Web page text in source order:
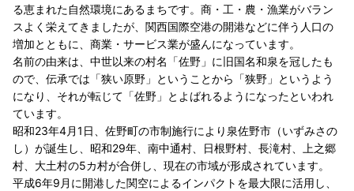
る恵まれた自然環境にあるまちです。商・工・農・漁業がバラン
スよく栄えてきましたが、関西国際空港の開港などに伴う人口の
増加とともに、商業・サービス業が盛んになっています。
名前の由来は、中世以来の村名「佐野」に旧国名和泉を冠したも
ので、伝承では「狭い原野」ということから「狭野」というよう
になり、それが転じて「佐野」とよばれるようになったといわれ
ています。
昭和23年4月1日、佐野町の市制施行により泉佐野市（いずみさの
し）が誕生し、昭和29年、南中通村、日根野村、長滝村、上之郷
村、大土村の5カ村が合併し、現在の市域が形成されています。
平成6年9月に開港した関空によるインパクトを最大限に活用し、